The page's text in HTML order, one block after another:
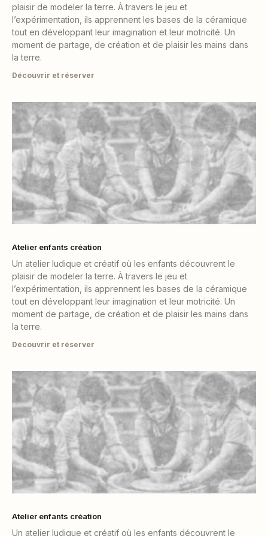
plaisir de modeler la terre. À travers le jeu et
l’expérimentation, ils apprennent les bases de la céramique
tout en développant leur imagination et leur motricité. Un
moment de partage, de création et de plaisir les mains dans
la terre.
Découvrir et réserver
Atelier enfants création
Un atelier ludique et créatif où les enfants découvrent le
plaisir de modeler la terre. À travers le jeu et
l’expérimentation, ils apprennent les bases de la céramique
tout en développant leur imagination et leur motricité. Un
moment de partage, de création et de plaisir les mains dans
la terre.
Découvrir et réserver
Atelier enfants création
Un atelier ludique et créatif où les enfants découvrent le